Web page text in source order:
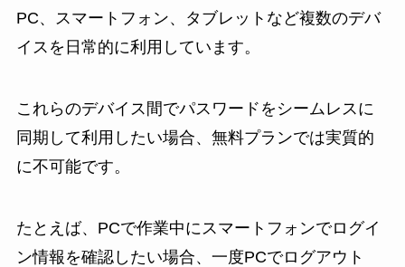
PC、スマートフォン、タブレットなど複数のデバ
イスを日常的に利用しています。
これらのデバイス間でパスワードをシームレスに
同期して利用したい場合、無料プランでは実質的
に不可能です。
たとえば、PCで作業中にスマートフォンでログイ
ン情報を確認したい場合、一度PCでログアウト